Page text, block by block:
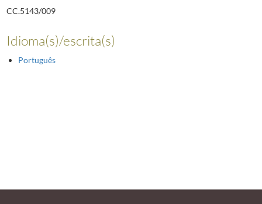
CC.5143/009
Idioma(s)/escrita(s)
Português